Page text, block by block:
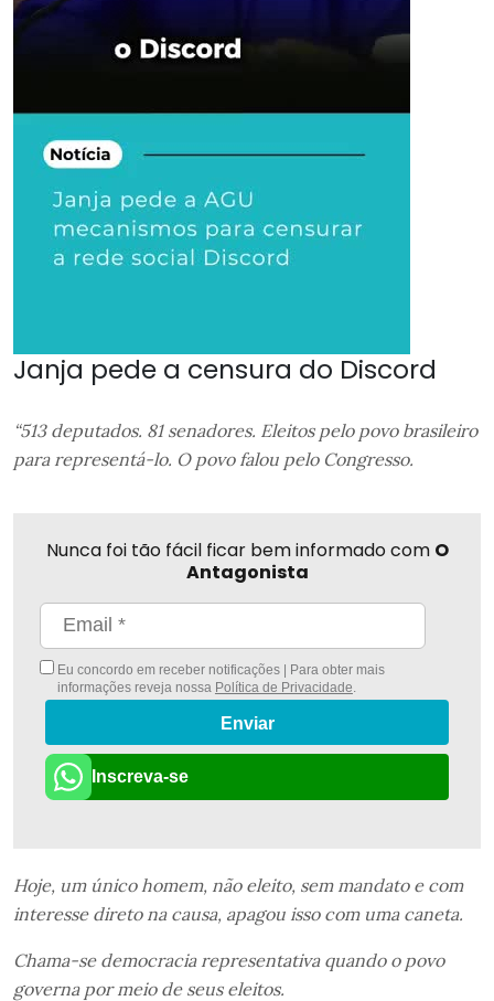
Janja pede a censura do Discord
“513 deputados. 81 senadores. Eleitos pelo povo brasileiro
para representá-lo. O povo falou pelo Congresso.
Nunca foi tão fácil ficar bem informado com O
Antagonista
Eu concordo em receber notificações | Para obter mais
informações reveja nossa Política de Privacidade
Enviar
Inscreva-se
Hoje, um único homem, não eleito, sem mandato e com
interesse direto na causa, apagou isso com uma caneta.
Chama-se democracia representativa quando o povo
governa por meio de seus eleitos.